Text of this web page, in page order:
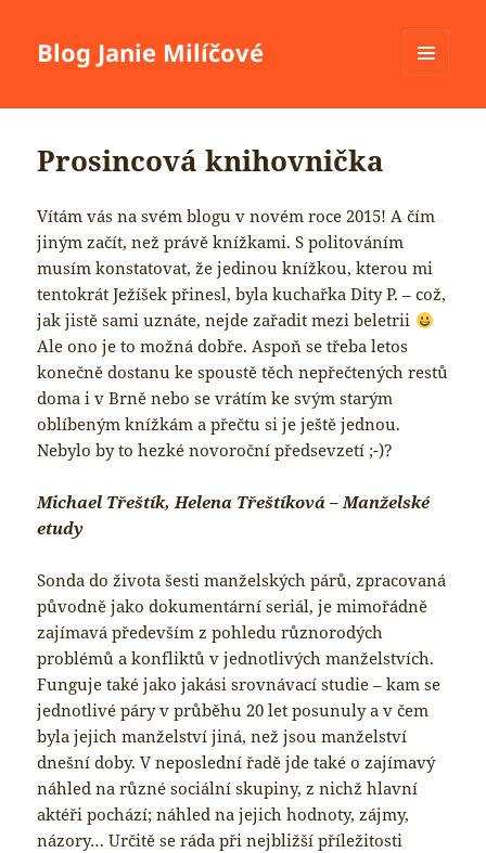
Blog Janie Milíčové
Prosincová knihovnička
Vítám vás na svém blogu v novém roce 2015! A čím
jiným začít, než právě knížkami. S politováním
musím konstatovat, že jedinou knížkou, kterou mi
tentokrát Ježíšek přinesl, byla kuchařka Dity P. – což,
jak jistě sami uznáte, nejde zařadit mezi beletrii
Ale ono je to možná dobře. Aspoň se třeba letos
konečně dostanu ke spoustě těch nepřečtených restů
doma i v Brně nebo se vrátím ke svým starým
oblíbeným knížkám a přečtu si je ještě jednou.
Nebylo by to hezké novoroční předsevzetí ;-)?
Michael Třeštík, Helena Třeštíková – Manželské
etudy
Sonda do života šesti manželských párů, zpracovaná
původně jako dokumentární seriál, je mimořádně
zajímavá především z pohledu různorodých
problémů a konfliktů v jednotlivých manželstvích.
Funguje také jako jakási srovnávací studie – kam se
jednotlivé páry v průběhu 20 let posunuly a v čem
byla jejich manželství jiná, než jsou manželství
dnešní doby. V neposlední řadě jde také o zajímavý
náhled na různé sociální skupiny, z nichž hlavní
aktéři pochází; náhled na jejich hodnoty, zájmy,
názory… Určitě se ráda při nejbližší příležitosti